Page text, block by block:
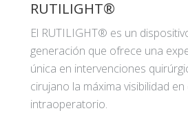
RUTILIGHT®
El RUTILIGHT® es un
generación que ofrece una
única en intervenciones
cirujano la máxima visibilidad
intraoperatorio.